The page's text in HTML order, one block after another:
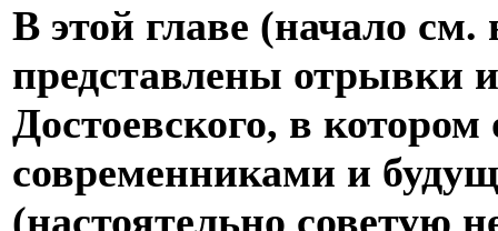
В этой главе (начало см.
представлены отрывки
Достоевского, в котором
современниками и
(настоятельно советую